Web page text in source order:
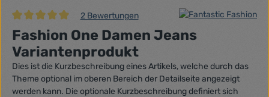
Durchschnittliche Bewertung von 5 von 5 Sternen
2 Bewertungen
Fashion One Damen Jeans
Variantenprodukt
Dies ist die Kurzbeschreibung eines Artikels, welche durch das
Theme optional im oberen Bereich der Detailseite angezeigt
werden kann. Die optionale Kurzbeschreibung definiert sich